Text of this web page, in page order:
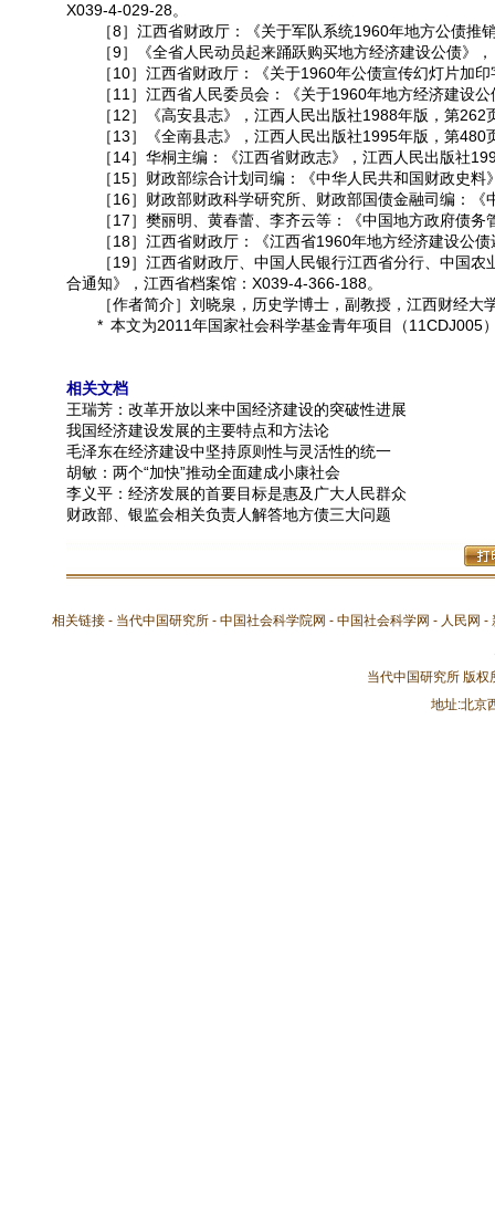
X039-4-029-28。
［8］江西省财政厅：《关于军队系统1960年地方公债推
［9］《全省人民动员起来踊跃购买地方经济建设公债》
［10］江西省财政厅：《关于1960年公债宣传幻灯片加印
［11］江西省人民委员会：《关于1960年地方经济建设
［12］《高安县志》，江西人民出版社1988年版，第262
［13］《全南县志》，江西人民出版社1995年版，第480
［14］华桐主编：《江西省财政志》，江西人民出版社
［15］财政部综合计划司编：《中华人民共和国财政史料
［16］财政部财政科学研究所、财政部国债金融司编：《
［17］樊丽明、黄春蕾、李齐云等：《中国地方政府债务
［18］江西省财政厅：《江西省1960年地方经济建设公债
［19］江西省财政厅、中国人民银行江西省分行、中国农
合通知》，江西省档案馆：X039-4-366-188。
［作者简介］刘晓泉，历史学博士，副教授，江西财经大
* 本文为2011年国家社会科学基金青年项目（11CDJ005
相关文档
王瑞芳：改革开放以来中国经济建设的突破性进展
我国经济建设发展的主要特点和方法论
毛泽东在经济建设中坚持原则性与灵活性的统一
胡敏：两个“加快”推动全面建成小康社会
李义平：经济发展的首要目标是惠及广大人民群众
财政部、银监会相关负责人解答地方债三大问题
相关链接 - 当代中国研究所 -中国社会科学院网 -中国社会科学网 - 人民网 -
当代中国研究所 版
地址:北京